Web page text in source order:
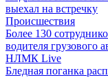
выехал на встречку
Происшествия
Более 130
водителя грузового
НЛМК Live
Бледная поганка